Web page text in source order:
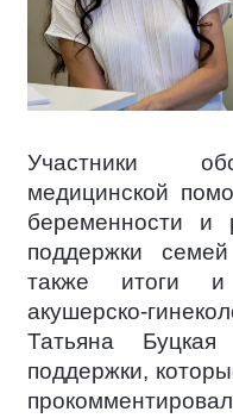
Участники
медицинской
беременности и
поддержки
также итоги и
акушерско-
Татьяна
поддержки,